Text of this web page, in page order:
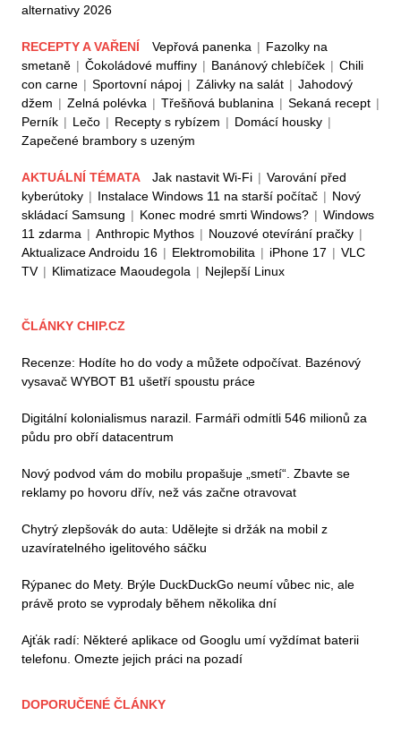
alternativy 2026
RECEPTY A VAŘENÍ Vepřová panenka | Fazolky na
smetaně | Čokoládové muffiny | Banánový chlebíček | Chili
con carne | Sportovní nápoj | Zálivky na salát | Jahodový
džem | Zelná polévka | Třešňová bublanina | Sekaná recept |
Perník | Lečo | Recepty s rybízem | Domácí housky |
Zapečené brambory s uzeným
AKTUÁLNÍ TÉMATA Jak nastavit Wi-Fi | Varování před
kyberútoky | Instalace Windows 11 na starší počítač | Nový
skládací Samsung | Konec modré smrti Windows? | Windows
11 zdarma | Anthropic Mythos | Nouzové otevírání pračky |
Aktualizace Androidu 16 | Elektromobilita | iPhone 17 | VLC
TV | Klimatizace Maoudegola | Nejlepší Linux
ČLÁNKY CHIP.CZ
Recenze: Hodíte ho do vody a můžete odpočívat. Bazénový
vysavač WYBOT B1 ušetří spoustu práce
Digitální kolonialismus narazil. Farmáři odmítli 546 milionů za
půdu pro obří datacentrum
Nový podvod vám do mobilu propašuje „smetí“. Zbavte se
reklamy po hovoru dřív, než vás začne otravovat
Chytrý zlepšovák do auta: Udělejte si držák na mobil z
uzavíratelného igelitového sáčku
Rýpanec do Mety. Brýle DuckDuckGo neumí vůbec nic, ale
právě proto se vyprodaly během několika dní
Ajťák radí: Některé aplikace od Googlu umí vyždímat baterii
telefonu. Omezte jejich práci na pozadí
DOPORUČENÉ ČLÁNKY